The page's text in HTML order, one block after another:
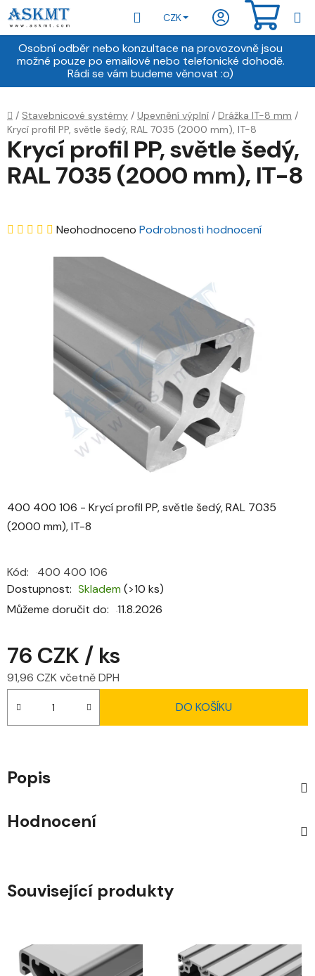
Přejít
na
obsah
Osobní odběr nebo konzultace na provozovně jsou
možné pouze po emailové nebo telefonické dohodě.
Rádi se vám budeme věnovat :o)
Hledat
CZK
Domů
/ Stavebnicové systémy / Upevnění výplní / Drážka IT-8 mm /
Krycí profil PP, světle šedý, RAL 7035 (2000 mm), IT-8
400 400 106 - Krycí profil PP, světle šedý, RAL 7035
(2000 mm), IT-8
Dostupnost Skladem (>10 ks)
Můžeme doručit do:
11.8.2026
Kód: 400 400 106
76 CZK / ks
91,96 CZK včetně DPH
DO KOŠÍKU
Krycí profil PP, světle šedý,
RAL 7035 (2000 mm), IT-8
Průměrné
0,0
5
hvězdiček.
Neohodnoceno Podrobnosti hodnocení
Popis
Hodnocení
Související produkty